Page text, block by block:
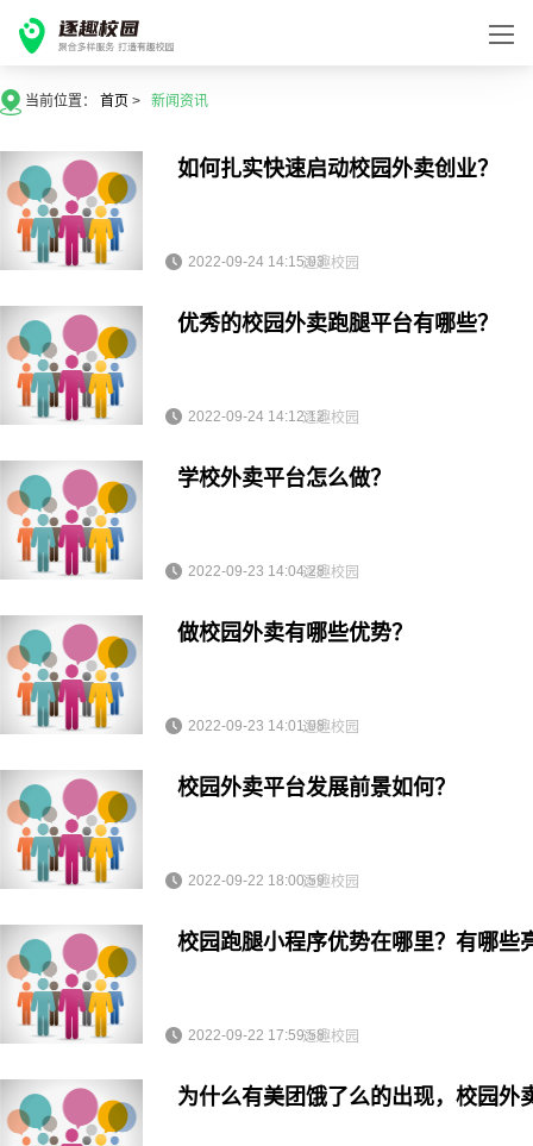
当前位置： 首页 > 新闻资讯
如何扎实快速启动校园外卖创业？
逐趣校园
2022-09-24 14:15:03
优秀的校园外卖跑腿平台有哪些？
逐趣校园
2022-09-24 14:12:12
学校外卖平台怎么做？
逐趣校园
2022-09-23 14:04:28
做校园外卖有哪些优势？
逐趣校园
2022-09-23 14:01:08
校园外卖平台发展前景如何？
逐趣校园
2022-09-22 18:00:59
校园跑腿小程序优势在哪里？有哪些
逐趣校园
2022-09-22 17:59:58
为什么有美团饿了么的出现，校园外